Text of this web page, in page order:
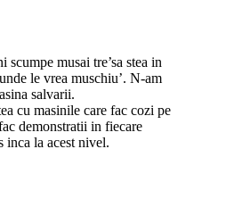
musai tre’sa stea in
le vrea muschiu’. N-am
salvarii.
cu masinile care fac cozi pe
demonstratii in fiecare
inca la acest nivel.